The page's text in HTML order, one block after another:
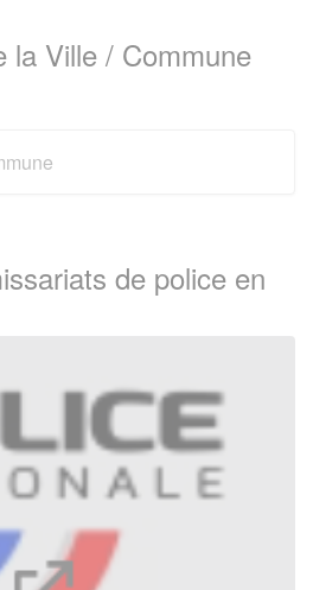
la Ville / Commune
de police en